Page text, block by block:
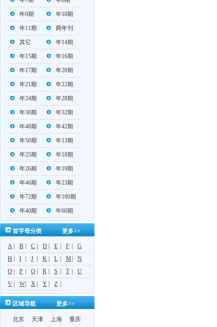
年9期 年10期
年11期 两年刊
其它 年14期
年15期 年16期
年17期 年20期
年21期 年22期
年24期 年28期
年30期 年32期
年48期 年42期
年50期 年13期
年25期 年18期
年26期 年19期
年46期 年23期
年72期 年100期
年40期 年60期
更多>>
首字母分类
A B C D E F
G
H
I J K L M
N
O
P Q R S T
U
V
W X Y Z
更多>>
区域导航
北京 天津 上海
重庆